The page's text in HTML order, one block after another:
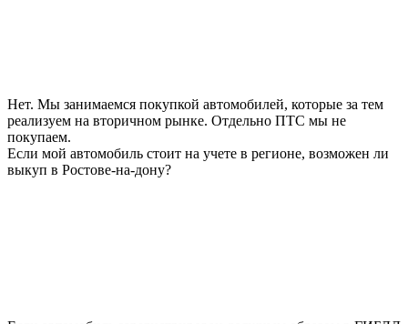
Нет. Мы занимаемся покупкой автомобилей, которые за тем
реализуем на вторичном рынке. Отдельно ПТС мы не
покупаем.
Если мой автомобиль стоит на учете в регионе, возможен ли
выкуп в Ростове-на-дону?